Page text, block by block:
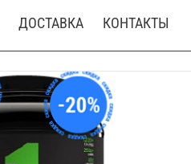
ДОСТАВКА КОНТАКТЫ